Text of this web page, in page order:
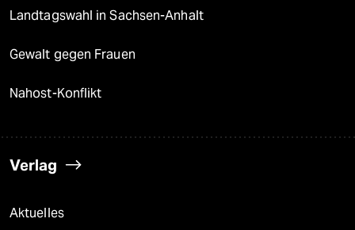
Landtagswahl in Sachsen-Anhalt
Gewalt gegen Frauen
Nahost-Konflikt
Verlag
Aktuelles